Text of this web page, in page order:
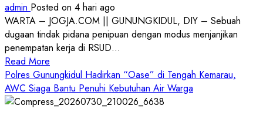
admin Posted on 4 hari ago
WARTA – JOGJA.COM || GUNUNGKIDUL, DIY – Sebuah
dugaan tindak pidana penipuan dengan modus menjanjikan
penempatan kerja di RSUD...
Read More
more
about
Dugaan
Polres Gunungkidul Hadirkan “Oase” di Tengah Kemarau,
AWC Siaga Bantu Penuhi Kebutuhan Air Warga